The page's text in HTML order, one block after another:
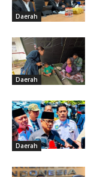
Daerah
Daerah
Daerah